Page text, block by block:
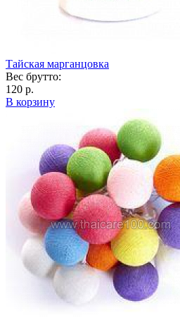
Тайская марганцовка
Вес брутто:
120 р.
В корзину